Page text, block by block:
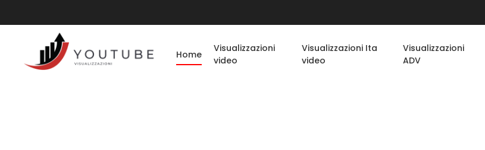
Home
Visualizzazioni
video
Visualizzazioni Ita
video
Visualizzazioni
ADV